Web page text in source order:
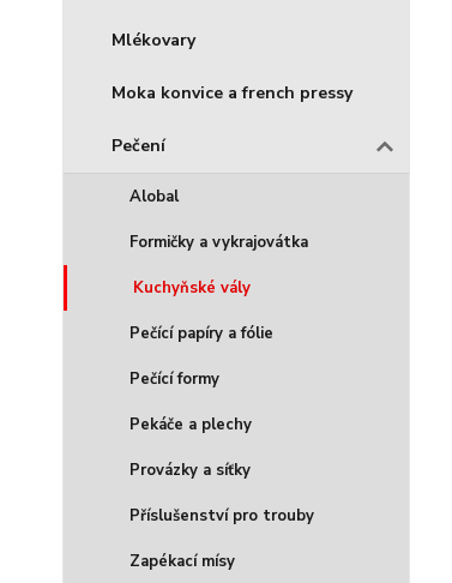
Mlékovary
Moka konvice a french pressy
Pečení
Alobal
Formičky a vykrajovátka
Kuchyňské vály
Pečící papíry a fólie
Pečící formy
Pekáče a plechy
Provázky a síťky
Příslušenství pro trouby
Zapékací mísy